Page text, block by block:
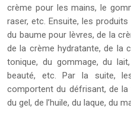
crème pour les mains, le
raser, etc. Ensuite, les
du baume pour lèvres, de la
de la crème hydratante, de la
tonique, du gommage, du
beauté, etc. Par la suite,
comportent du défrisant, de la
du gel, de l’huile, du laque, du